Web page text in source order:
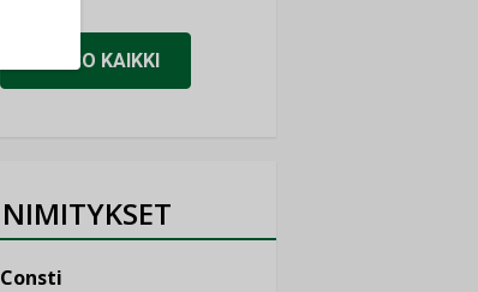
KATSO KAIKKI
NIMITYKSET
Consti